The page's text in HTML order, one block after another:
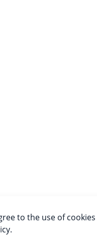
to the use of cookies